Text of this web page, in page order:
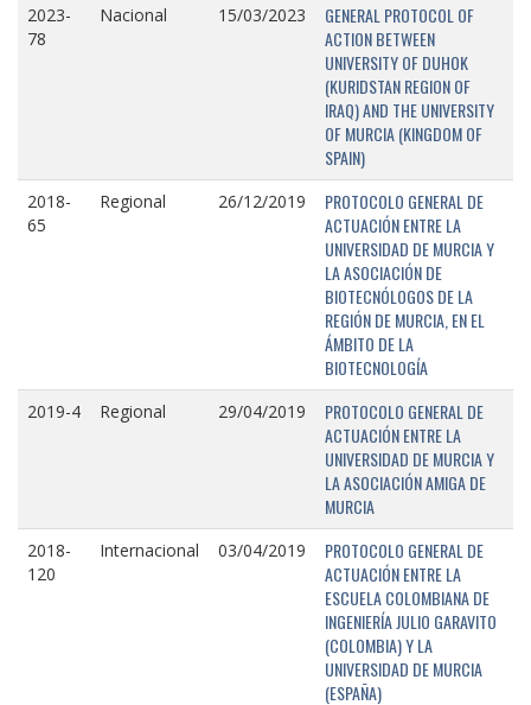
2023-
78
Nacional 15/03/2023
GENERAL PROTOCOL OF
ACTION BETWEEN
UNIVERSITY OF DUHOK
(KURIDSTAN REGION OF
IRAQ) AND THE UNIVERSITY
OF MURCIA (KINGDOM OF
SPAIN)
2018-
65
Regional 26/12/2019
PROTOCOLO GENERAL DE
ACTUACIÓN ENTRE LA
UNIVERSIDAD DE MURCIA Y
LA ASOCIACIÓN DE
BIOTECNÓLOGOS DE LA
REGIÓN DE MURCIA, EN EL
ÁMBITO DE LA
BIOTECNOLOGÍA
2019-4 Regional 29/04/2019
PROTOCOLO GENERAL DE
ACTUACIÓN ENTRE LA
UNIVERSIDAD DE MURCIA Y
LA ASOCIACIÓN AMIGA DE
MURCIA
2018-
120
Internacional 03/04/2019
PROTOCOLO GENERAL DE
ACTUACIÓN ENTRE LA
ESCUELA COLOMBIANA DE
INGENIERÍA JULIO GARAVITO
(COLOMBIA) Y LA
UNIVERSIDAD DE MURCIA
(ESPAÑA)